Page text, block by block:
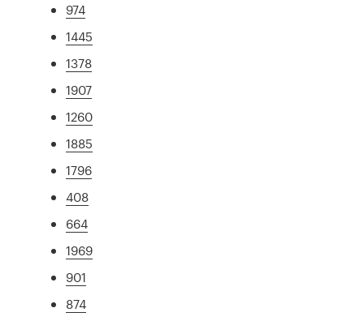
974
1445
1378
1907
1260
1885
1796
408
664
1969
901
874